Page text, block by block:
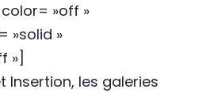
»off »
»solid »
»]
Insertion, les galeries